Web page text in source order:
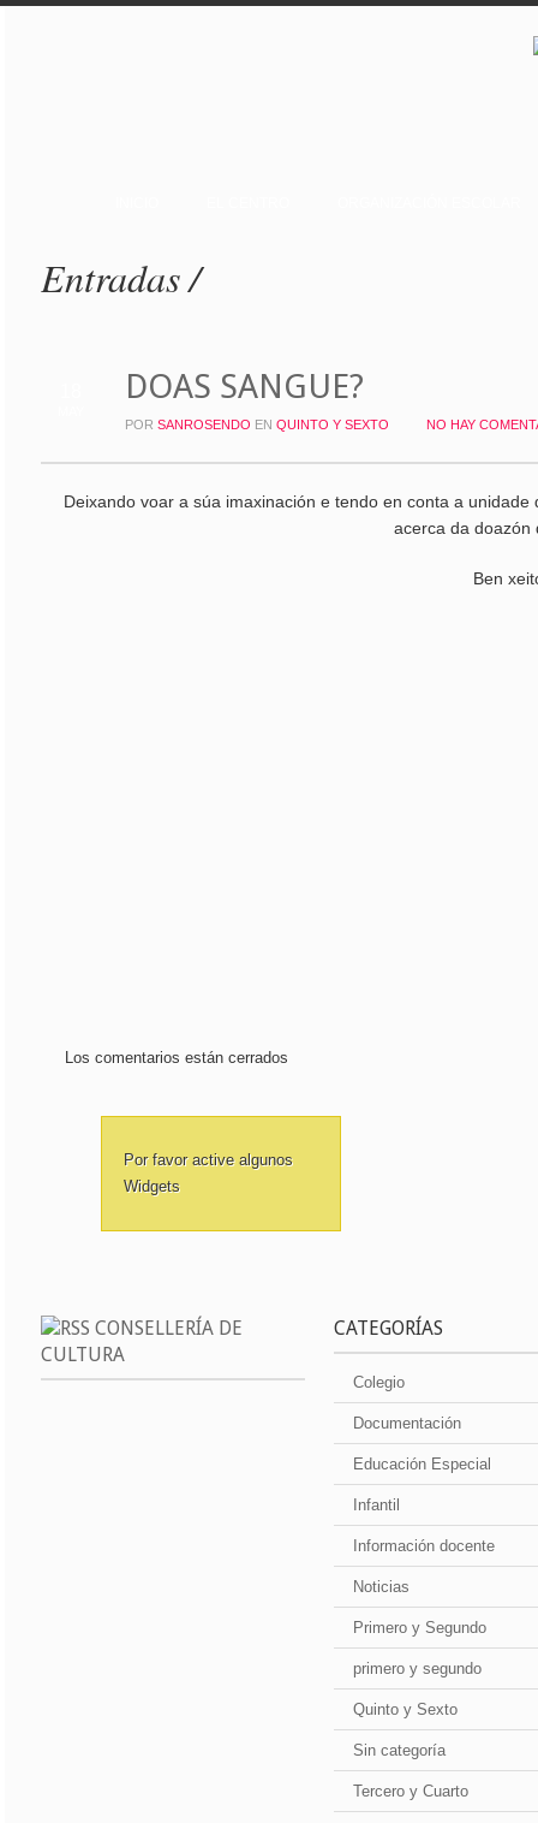
Entradas /
DOAS SANGUE?
POR SANROSENDO EN QUINTO Y SEXTO NO HAY
Deixando voar a súa imaxinación e tendo en conta a
acerca da doazón
Ben
Los comentarios están cerrados
Por favor active algunos
Widgets
CONSELLERÍA DE
CULTURA
CATEGORÍAS
Colegio
Documentación
Educación Especial
Infantil
Información docente
Noticias
Primero y Segundo
primero y segundo
Quinto y Sexto
Sin categoría
Tercero y Cuarto